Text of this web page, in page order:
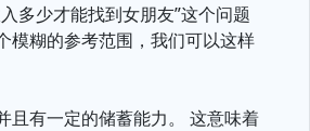
多少才能找到女朋友”这个问题
模糊的参考范围，我们可以这样
且有一定的储蓄能力。 这意味着